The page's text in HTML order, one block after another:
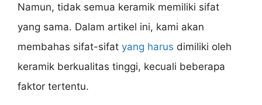
Namun, tidak semua keramik memiliki sifat
yang sama. Dalam artikel ini, kami akan
membahas sifat-sifat yang harus dimiliki oleh
keramik berkualitas tinggi, kecuali beberapa
faktor tertentu.